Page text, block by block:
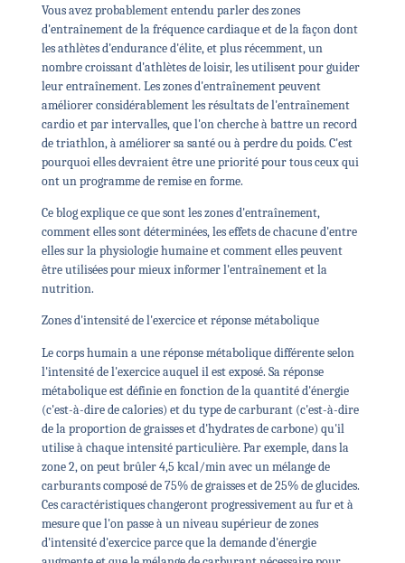
Vous avez probablement entendu parler des zones
d'entraînement de la fréquence cardiaque et de la façon dont
les athlètes d'endurance d'élite, et plus récemment, un
nombre croissant d'athlètes de loisir, les utilisent pour guider
leur entraînement. Les zones d'entraînement peuvent
améliorer considérablement les résultats de l'entraînement
cardio et par intervalles, que l'on cherche à battre un record
de triathlon, à améliorer sa santé ou à perdre du poids. C'est
pourquoi elles devraient être une priorité pour tous ceux qui
ont un programme de remise en forme.
Ce blog explique ce que sont les zones d'entraînement,
comment elles sont déterminées, les effets de chacune d'entre
elles sur la physiologie humaine et comment elles peuvent
être utilisées pour mieux informer l'entraînement et la
nutrition.
Zones d'intensité de l'exercice et réponse métabolique
Le corps humain a une réponse métabolique différente selon
l'intensité de l'exercice auquel il est exposé. Sa réponse
métabolique est définie en fonction de la quantité d'énergie
(c'est-à-dire de calories) et du type de carburant (c'est-à-dire
de la proportion de graisses et d'hydrates de carbone) qu'il
utilise à chaque intensité particulière. Par exemple, dans la
zone 2, on peut brûler 4,5 kcal/min avec un mélange de
carburants composé de 75% de graisses et de 25% de glucides.
Ces caractéristiques changeront progressivement au fur et à
mesure que l'on passe à un niveau supérieur de zones
d'intensité d'exercice parce que la demande d'énergie